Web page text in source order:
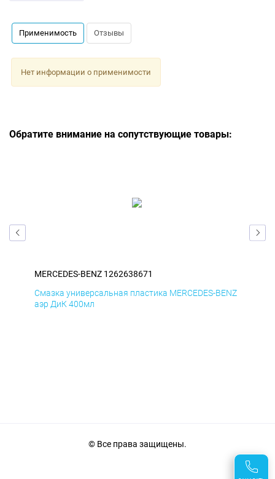
Применимость Отзывы
Нет информации о применимости
Обратите внимание на сопутствующие товары:
MERCEDES-BENZ 1262638671
Смазка универсальная пластика MERCEDES-BENZ
аэр ДиК 400мл
© Все права защищены.